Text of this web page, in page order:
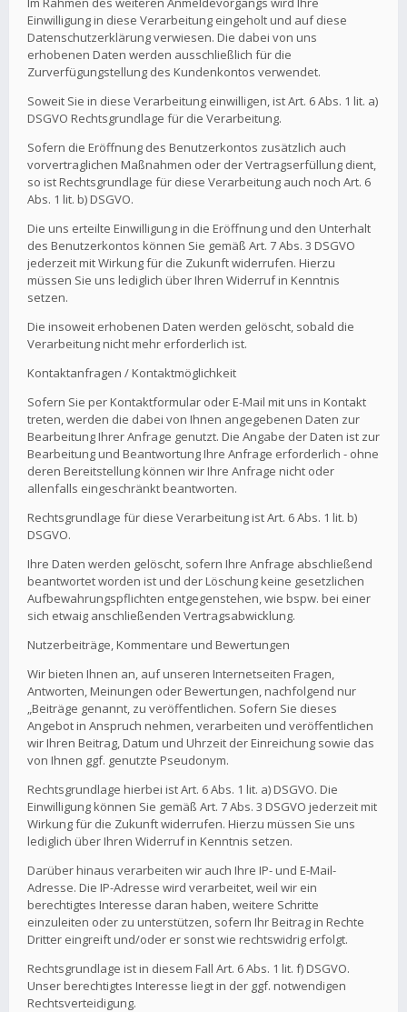
Einwilligung in diese Verarbeitung eingeholt und auf diese
Datenschutzerklärung verwiesen. Die dabei von uns
erhobenen Daten werden ausschließlich für die
Zurverfügungstellung des Kundenkontos verwendet.
Soweit Sie in diese Verarbeitung einwilligen, ist Art. 6 Abs. 1 lit. a)
DSGVO Rechtsgrundlage für die Verarbeitung.
Sofern die Eröffnung des Benutzerkontos zusätzlich auch
vorvertraglichen Maßnahmen oder der Vertragserfüllung dient,
so ist Rechtsgrundlage für diese Verarbeitung auch noch Art. 6
Abs. 1 lit. b) DSGVO.
Die uns erteilte Einwilligung in die Eröffnung und den Unterhalt
des Benutzerkontos können Sie gemäß Art. 7 Abs. 3 DSGVO
jederzeit mit Wirkung für die Zukunft widerrufen. Hierzu
müssen Sie uns lediglich über Ihren Widerruf in Kenntnis
setzen.
Die insoweit erhobenen Daten werden gelöscht, sobald die
Verarbeitung nicht mehr erforderlich ist.
Kontaktanfragen / Kontaktmöglichkeit
Sofern Sie per Kontaktformular oder E-Mail mit uns in Kontakt
treten, werden die dabei von Ihnen angegebenen Daten zur
Bearbeitung Ihrer Anfrage genutzt. Die Angabe der Daten ist zur
Bearbeitung und Beantwortung Ihre Anfrage erforderlich - ohne
deren Bereitstellung können wir Ihre Anfrage nicht oder
allenfalls eingeschränkt beantworten.
Rechtsgrundlage für diese Verarbeitung ist Art. 6 Abs. 1 lit. b)
DSGVO.
Ihre Daten werden gelöscht, sofern Ihre Anfrage abschließend
beantwortet worden ist und der Löschung keine gesetzlichen
Aufbewahrungspflichten entgegenstehen, wie bspw. bei einer
sich etwaig anschließenden Vertragsabwicklung.
Nutzerbeiträge, Kommentare und Bewertungen
Wir bieten Ihnen an, auf unseren Internetseiten Fragen,
Antworten, Meinungen oder Bewertungen, nachfolgend nur
„Beiträge genannt, zu veröffentlichen. Sofern Sie dieses
Angebot in Anspruch nehmen, verarbeiten und veröffentlichen
wir Ihren Beitrag, Datum und Uhrzeit der Einreichung sowie das
von Ihnen ggf. genutzte Pseudonym.
Rechtsgrundlage hierbei ist Art. 6 Abs. 1 lit. a) DSGVO. Die
Einwilligung können Sie gemäß Art. 7 Abs. 3 DSGVO jederzeit mit
Wirkung für die Zukunft widerrufen. Hierzu müssen Sie uns
lediglich über Ihren Widerruf in Kenntnis setzen.
Darüber hinaus verarbeiten wir auch Ihre IP- und E-Mail-
Adresse. Die IP-Adresse wird verarbeitet, weil wir ein
berechtigtes Interesse daran haben, weitere Schritte
einzuleiten oder zu unterstützen, sofern Ihr Beitrag in Rechte
Dritter eingreift und/oder er sonst wie rechtswidrig erfolgt.
Rechtsgrundlage ist in diesem Fall Art. 6 Abs. 1 lit. f) DSGVO.
Unser berechtigtes Interesse liegt in der ggf. notwendigen
Rechtsverteidigung.